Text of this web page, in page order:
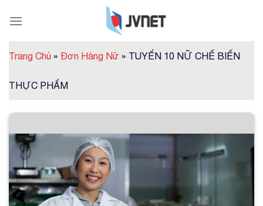
Trang Chủ » Đơn Hàng Nữ » TUYỂN 10 NỮ CHẾ BIẾN
THỰC PHẨM